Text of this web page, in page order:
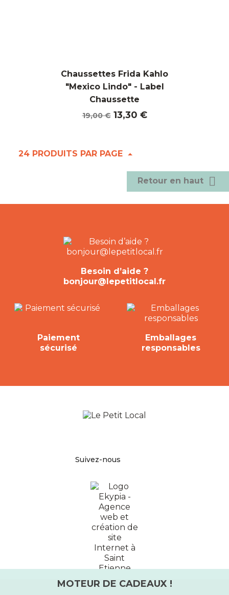
Chaussettes Frida Kahlo
"Mexico Lindo" - Label
Chaussette
Prix
19,00 € Prix
13,30 €
24 PRODUITS PAR PAGE
Retour en haut 
Besoin d’aide ?
bonjour@lepetitlocal.fr
Paiement
sécurisé
Emballages
responsables
Suivez-nous